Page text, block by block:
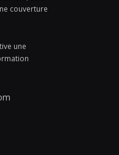
couverture
une